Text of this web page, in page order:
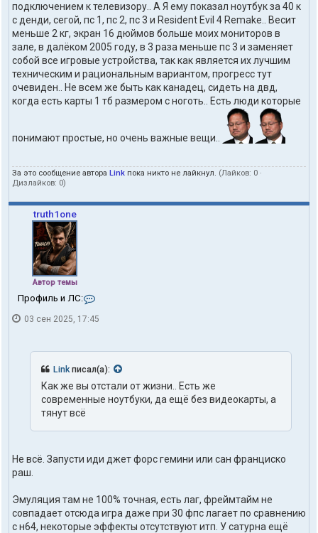
подключением к телевизору.. А Я ему показал ноутбук за 40 к
с денди, сегой, пс 1, пс 2, пс 3 и Resident Evil 4 Remake.. Весит
меньше 2 кг, экран 16 дюймов больше моих мониторов в
зале, в далёком 2005 году, в 3 раза меньше пс 3 и заменяет
собой все игровые устройства, так как является их лучшим
техническим и рациональным вариантом, прогресс тут
очевиден.. Не всем же быть как канадец, сидеть на двд,
когда есть карты 1 тб размером с ноготь.. Есть люди которые
понимают простые, но очень важные вещи..
За это сообщение автора Link пока никто не лайкнул. (Лайков: 0 ·
Дизлайков: 0)
truth1one
Автор темы
Профиль и ЛС:
н
к
т
ы
п
о
з
в
а
л
я
t
03 сен 2025, 17:45
Link писал(а):
Как же вы отстали от жизни.. Есть же
современные ноутбуки, да ещё без видеокарты, а
тянут всё
Не всё. Запусти иди джет форс гемини или сан франциско
раш.
Эмуляция там не 100% точная, есть лаг, фреймтайм не
совпадает отсюда игра даже при 30 фпс лагает по сравнению
с н64, некоторые эффекты отсутствуют итп. У сатурна ещё